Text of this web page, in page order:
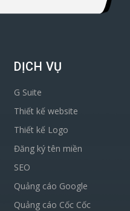
DỊCH VỤ
G Suite
Thiết kế website
Thiết kế Logo
Đăng ký tên miền
SEO
Quảng cáo Google
Quảng cáo Cốc Cốc